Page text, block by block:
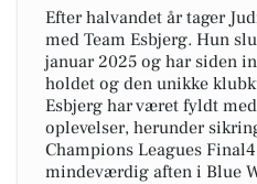
Efter halvandet år tager
med Team Esbjerg. Hun
januar 2025 og har siden
holdet og den unikke
Esbjerg har været fyldt
oplevelser, herunder
Champions Leagues
mindeværdig aften i Blue